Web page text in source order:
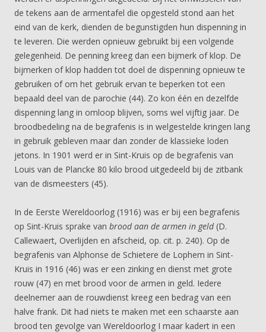
de tekens aan de armentafel die opgesteld stond aan het
eind van de kerk, dienden de begunstigden hun dispenning in
te leveren. Die werden opnieuw gebruikt bij een volgende
gelegenheid. De penning kreeg dan een bijmerk of klop. De
bijmerken of klop hadden tot doel de dispenning opnieuw te
gebruiken of om het gebruik ervan te beperken tot een
bepaald deel van de parochie (44). Zo kon één en dezelfde
dispenning lang in omloop blijven, soms wel vijftig jaar. De
broodbedeling na de begrafenis is in welgestelde kringen lang
in gebruik gebleven maar dan zonder de klassieke loden
jetons. In 1901 werd er in Sint-Kruis op de begrafenis van
Louis van de Plancke 80 kilo brood uitgedeeld bij de zitbank
van de dismeesters (45).
In de Eerste Wereldoorlog (1916) was er bij een begrafenis
op Sint-Kruis sprake van brood aan de armen in geld(D.
Callewaert, Overlijden en afscheid, op. cit. p. 240). Op de
begrafenis van Alphonse de Schietere de Lophem in Sint-
Kruis in 1916 (46) was er een zinking en dienst met grote
rouw (47) en met brood voor de armen in geld. Iedere
deelnemer aan de rouwdienst kreeg een bedrag van een
halve frank. Dit had niets te maken met een schaarste aan
brood ten gevolge van Wereldoorlog I maar kadert in een